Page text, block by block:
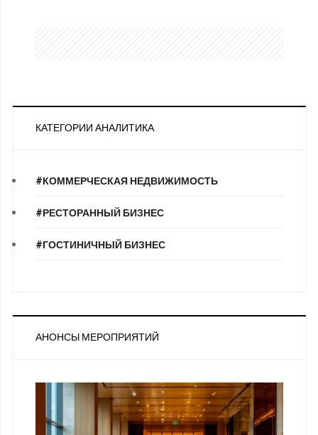
КАТЕГОРИИ АНАЛИТИКА
#КОММЕРЧЕСКАЯ НЕДВИЖИМОСТЬ
#РЕСТОРАННЫЙ БИЗНЕС
#ГОСТИНИЧНЫЙ БИЗНЕС
АНОНСЫ МЕРОПРИЯТИЙ